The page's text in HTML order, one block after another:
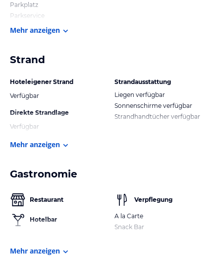
Parkplatz
Parkservice
Mehr anzeigen
Strand
Hoteleigener Strand
Verfügbar
Direkte Strandlage
Verfügbar
Strandausstattung
Liegen verfügbar
Sonnenschirme verfügbar
Strandhandtücher verfügbar
Mehr anzeigen
Gastronomie
Restaurant
Hotelbar
Verpflegung
A la Carte
Snack Bar
Mehr anzeigen